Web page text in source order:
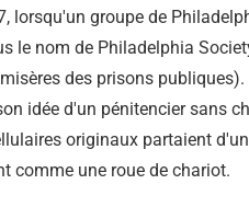
lorsqu'un groupe de
le nom de Philadelphia
des prisons
idée d'un pénitencier sans
originaux partaient
comme une roue de chariot.